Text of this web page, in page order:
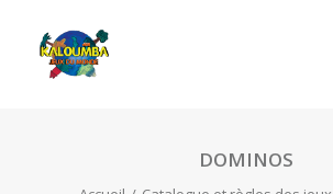
DOMINOS